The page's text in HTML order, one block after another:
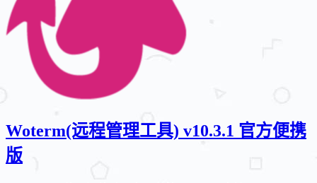
Woterm(远程管理工具) v10.3.1 官方便携
版